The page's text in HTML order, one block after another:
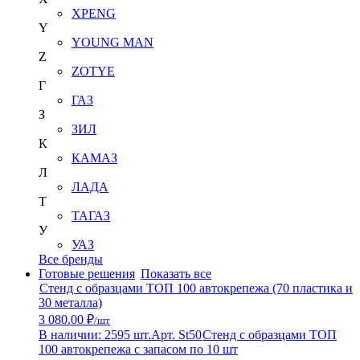
XPENG
Y
YOUNG MAN
Z
ZOTYE
Г
ГАЗ
З
ЗИЛ
К
КАМАЗ
Л
ЛАДА
Т
ТАГАЗ
У
УАЗ
Все бренды
Готовые решения Показать все
Стенд с образцами ТОП 100 автокрепежа (70 пластика и
30 металла)
3 080.00 ₽/шт
В наличии: 2595 шт.Арт. St50Стенд с образцами ТОП
100 автокрепежа с запасом по 10 шт